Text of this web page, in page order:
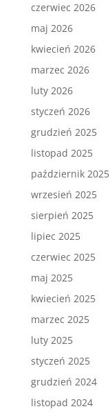
czerwiec 2026
maj 2026
kwiecień 2026
marzec 2026
luty 2026
styczeń 2026
grudzień 2025
listopad 2025
październik 2025
wrzesień 2025
sierpień 2025
lipiec 2025
czerwiec 2025
maj 2025
kwiecień 2025
marzec 2025
luty 2025
styczeń 2025
grudzień 2024
listopad 2024